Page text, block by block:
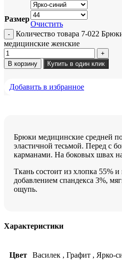
Размер
Очистить
Количество товара 7-022
медицинские женские
В корзину Купить в один клик
Добавить в избранное
Брюки медицинские средней
эластичной тесьмой. Перед с
карманами. На боковых швах
Ткань состоит из хлопка 55% и
добавлением спандекса 3%,
ощупь.
Характеристики
Цвет Василек , Графит , Ярко-